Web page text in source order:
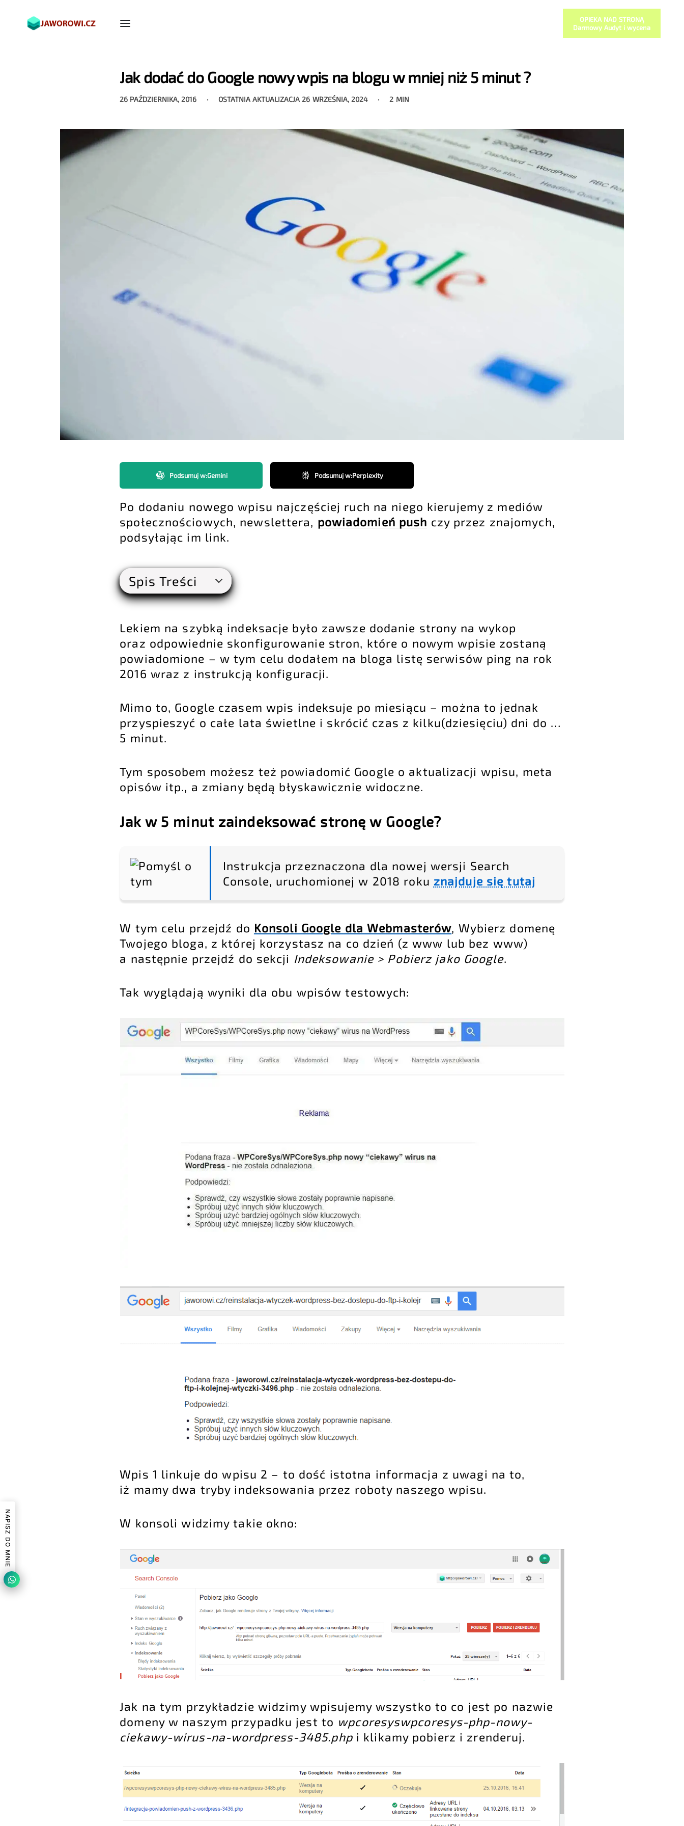
OPIEKA NAD STRONĄ
Darmowy Audyt i wycena
Jak dodać do Google nowy wpis na blogu w mniej niż 5 minut ?
26 PAŹDZIERNIKA, 2016 OSTATNIA AKTUALIZACJA 26 WRZEŚNIA, 2024 2 MIN
Podsumuj w:Gemini Podsumuj w:Perplexity
Po dodaniu nowego wpisu najczęściej ruch na niego kierujemy z mediów
społecznościowych, newslettera, powiadomień push czy przez znajomych,
podsyłając im link.
Spis Treści
Lekiem na szybką indeksacje było zawsze dodanie strony na wykop
oraz odpowiednie skonfigurowanie stron, które o nowym wpisie zostaną
powiadomione – w tym celu dodałem na bloga listę serwisów ping na rok
2016 wraz z instrukcją konfiguracji.
Mimo to, Google czasem wpis indeksuje po miesiącu – można to jednak
przyspieszyć o całe lata świetlne i skrócić czas z kilku(dziesięciu) dni do …
5 minut.
Tym sposobem możesz też powiadomić Google o aktualizacji wpisu, meta
opisów itp., a zmiany będą błyskawicznie widoczne.
Jak w 5 minut zaindeksować stronę w Google?
Instrukcja przeznaczona dla nowej wersji Search
Console, uruchomionej w 2018 roku znajduje się tutaj
W tym celu przejdź do Konsoli Google dla Webmasterów, Wybierz domenę
Twojego bloga, z której korzystasz na co dzień (z www lub bez www)
a następnie przejdź do sekcji Indeksowanie > Pobierz jako Google.
Tak wyglądają wyniki dla obu wpisów testowych:
Wpis 1 linkuje do wpisu 2 – to dość istotna informacja z uwagi na to,
iż mamy dwa tryby indeksowania przez roboty naszego wpisu.
W konsoli widzimy takie okno:
Jak na tym przykładzie widzimy wpisujemy wszystko to co jest po nazwie
domeny w naszym przypadku jest to wpcoresyswpcoresys-php-nowy-
ciekawy-wirus-na-wordpress-3485.php i klikamy pobierz i zrenderuj.
NAPISZ DO MNIE